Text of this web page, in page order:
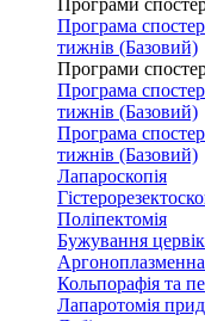
Програми
Програма
тижнів (Базовий)
Програми
Програма
тижнів (Базовий)
Програма
тижнів (Базовий)
Лапароскопія
Поліпектомія
Бужування
Кольпорафія та
Лапаротомія